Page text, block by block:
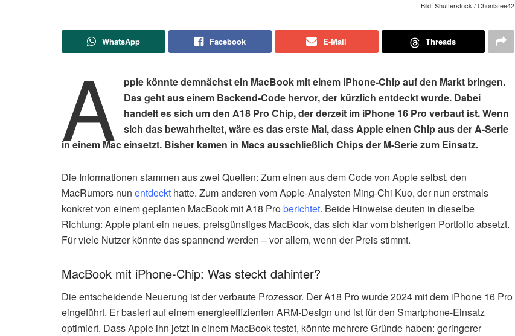
Bild: Shutterstock / Chonlatee42
WhatsApp Facebook E-Mail Threads
A
pple könnte demnächst ein MacBook mit einem iPhone-Chip auf den Markt bringen.
Das geht aus einem Backend-Code hervor, der kürzlich entdeckt wurde. Dabei
handelt es sich um den A18 Pro Chip, der derzeit im iPhone 16 Pro verbaut ist. Wenn
sich das bewahrheitet, wäre es das erste Mal, dass Apple einen Chip aus der A-Serie
in einem Mac einsetzt. Bisher kamen in Macs ausschließlich Chips der M-Serie zum Einsatz.
Die Informationen stammen aus zwei Quellen: Zum einen aus dem Code von Apple selbst, den
MacRumors nun entdeckt hatte. Zum anderen vom Apple-Analysten Ming-Chi Kuo, der nun erstmals
konkret von einem geplanten MacBook mit A18 Proberichtet. Beide Hinweise deuten in dieselbe
Richtung: Apple plant ein neues, preisgünstiges MacBook, das sich klar vom bisherigen Portfolio absetzt.
Für viele Nutzer könnte das spannend werden – vor allem, wenn der Preis stimmt.
MacBook mit iPhone-Chip: Was steckt dahinter?
Die entscheidende Neuerung ist der verbaute Prozessor. Der A18 Pro wurde 2024 mit dem iPhone 16 Pro
eingeführt. Er basiert auf einem energieeffizienten ARM-Design und ist für den Smartphone-Einsatz
optimiert. Dass Apple ihn jetzt in einem MacBook testet, könnte mehrere Gründe haben: geringerer